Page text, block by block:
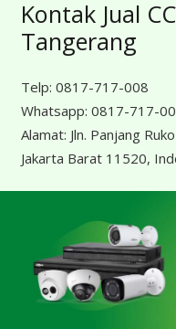
Kontak Jual
Tangerang
Telp: 0817-717-008
Whatsapp: 0817-717-
Alamat: Jln. Panjang
Jakarta Barat 11520,